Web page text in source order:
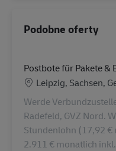
Podobne oferty
Postbote für Pakete
Lokalizacja
Leipzig, Sachsen,
Werde
Radefeld, GVZ Nord.
Stundenlohn (17,92 €
2.911 € monatlich